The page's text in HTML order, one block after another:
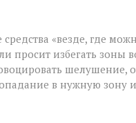
«везде, где
просит избегать зоны
шелушение,
в нужную зону